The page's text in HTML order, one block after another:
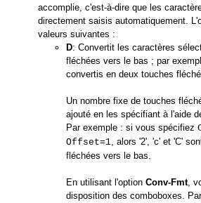
accomplie, c'est-à-dire que les
directement saisis automatiquement.
valeurs suivantes :
D: Convertit les caractères
fléchées vers le bas ; par
convertis en deux touches
Un nombre fixe de touches
ajouté en les spécifiant à l'aide
Par exemple : si vous spécifiez
Offset=1, alors '2', 'c' et 'C'
fléchées vers le bas.
En utilisant l'option Conv-Fmt,
disposition des comboboxes.